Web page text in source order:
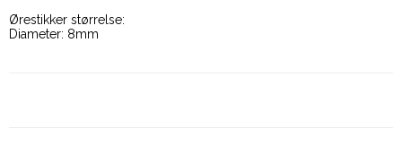
Ørestikker størrelse:
Diameter: 8mm